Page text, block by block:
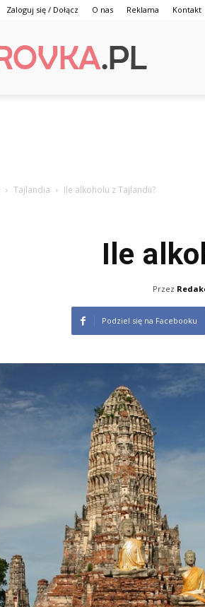
Zaloguj się / Dołącz O nas Reklama Kontakt
Tajlandia Ile alkoholu z Tajlandii?
Ile
Przez
Podziel się na Facebooku